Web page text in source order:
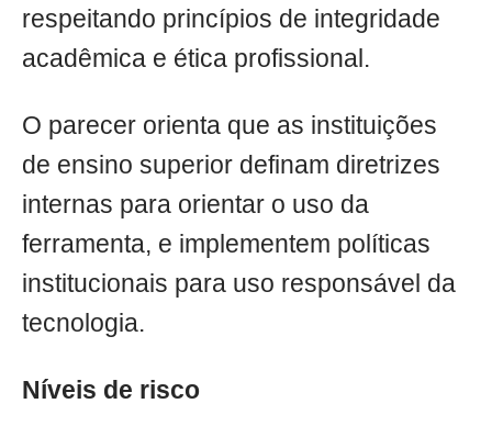
respeitando princípios de integridade
acadêmica e ética profissional.
O parecer orienta que as instituições
de ensino superior definam diretrizes
internas para orientar o uso da
ferramenta, e implementem políticas
institucionais para uso responsável da
tecnologia.
Níveis de risco